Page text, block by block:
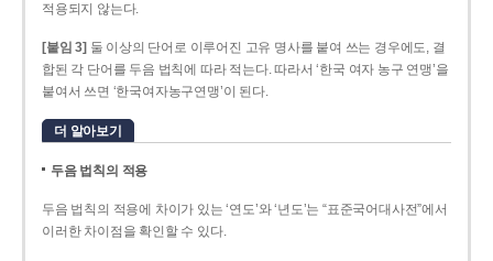
적용되지 않는다.
[붙임 3] 둘 이상의 단어로 이루어진 고유 명사를 붙여 쓰는 경우에도, 결
합된 각 단어를 두음 법칙에 따라 적는다. 따라서 ‘한국 여자 농구 연맹’을
붙여서 쓰면 ‘한국여자농구연맹’이 된다.
더 알아보기
두음 법칙의 적용
두음 법칙의 적용에 차이가 있는 ‘연도’와 ‘년도’는 “표준국어대사전”에서
이러한 차이점을 확인할 수 있다.